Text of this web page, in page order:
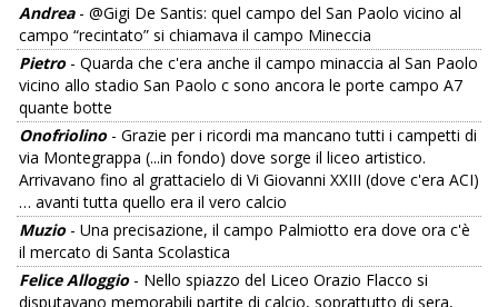
Andrea- @Gigi De Santis: quel campo del San Paolo vicino al
campo “recintato” si chiamava il campo Mineccia
Pietro- Quarda che c'era anche il campo minaccia al San Paolo
vicino allo stadio San Paolo c sono ancora le porte campo A7
quante botte
Onofriolino- Grazie per i ricordi ma mancano tutti i campetti di
via Montegrappa (...in fondo) dove sorge il liceo artistico.
Arrivavano fino al grattacielo di Vi Giovanni XXIII (dove c'era ACI)
… avanti tutta quello era il vero calcio
Muzio- Una precisazione, il campo Palmiotto era dove ora c'è
il mercato di Santa Scolastica
Felice Alloggio- Nello spiazzo del Liceo Orazio Flacco si
disputavano memorabili partite di calcio, soprattutto di sera,